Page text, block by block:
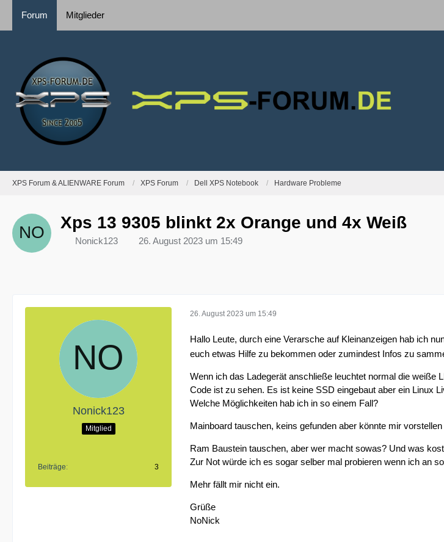
Forum Mitglieder
XPS Forum & ALIENWARE Forum XPS Forum Dell XPS Notebook Hardware Probleme
Xps 13 9305 blinkt 2x Orange und 4x Weiß
Nonick123 26. August 2023 um 15:49
Nonick123
Mitglied
Beiträge 3
26. August 2023 um 15:49
Hallo Leute, durch eine Verarsche auf Kleinanzeigen hab ich
euch etwas Hilfe zu bekommen oder zumindest Infos zu
Wenn ich das Ladegerät anschließe leuchtet normal die weiße
Code ist zu sehen. Es ist keine SSD eingebaut aber ein Linux
Welche Möglichkeiten hab ich in so einem Fall?
Mainboard tauschen, keins gefunden aber könnte mir
Ram Baustein tauschen, aber wer macht sowas? Und was
Zur Not würde ich es sogar selber mal probieren wenn ich an
Mehr fällt mir nicht ein.
Grüße
NoNick